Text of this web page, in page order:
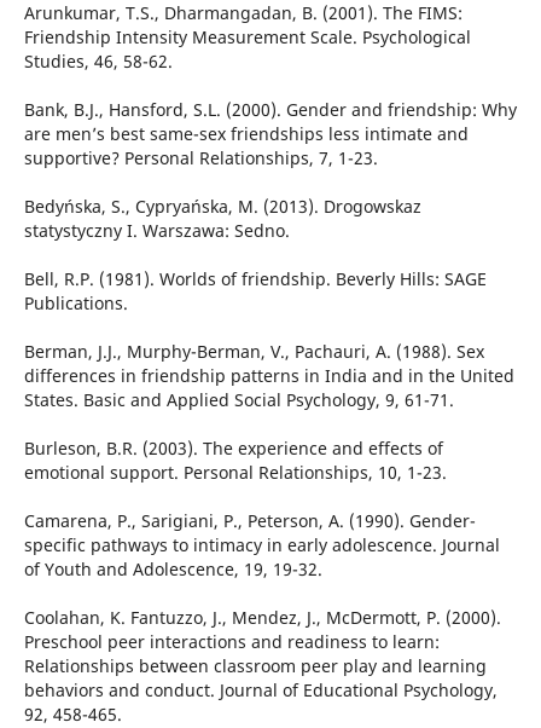
Arunkumar, T.S., Dharmangadan, B. (2001). The FIMS:
Friendship Intensity Measurement Scale. Psychological
Studies, 46, 58-62.
Bank, B.J., Hansford, S.L. (2000). Gender and friendship: Why
are men’s best same-sex friendships less intimate and
supportive? Personal Relationships, 7, 1-23.
Bedyńska, S., Cypryańska, M. (2013). Drogowskaz
statystyczny I. Warszawa: Sedno.
Bell, R.P. (1981). Worlds of friendship. Beverly Hills: SAGE
Publications.
Berman, J.J., Murphy-Berman, V., Pachauri, A. (1988). Sex
differences in friendship patterns in India and in the United
States. Basic and Applied Social Psychology, 9, 61-71.
Burleson, B.R. (2003). The experience and effects of
emotional support. Personal Relationships, 10, 1-23.
Camarena, P., Sarigiani, P., Peterson, A. (1990). Gender-
specific pathways to intimacy in early adolescence. Journal
of Youth and Adolescence, 19, 19-32.
Coolahan, K. Fantuzzo, J., Mendez, J., McDermott, P. (2000).
Preschool peer interactions and readiness to learn:
Relationships between classroom peer play and learning
behaviors and conduct. Journal of Educational Psychology,
92, 458-465.